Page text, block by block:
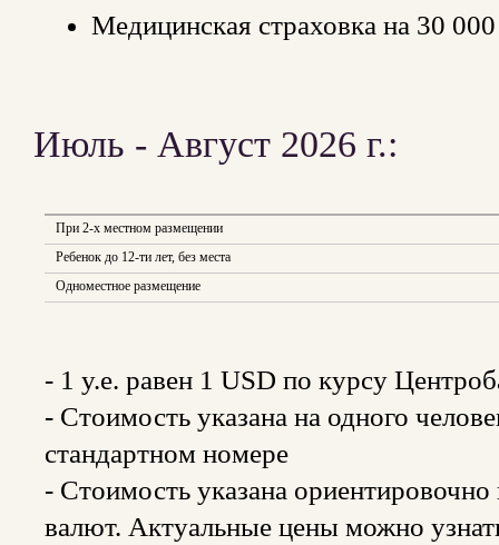
Медицинская страховка на 30
Июль - Август 2026 г.:
При 2-х местном размещении
Ребенок до 12-ти лет, без места
Одноместное размещение
- 1 y.e. равен 1 USD по курсу
- Стоимость указана на одного
стандартном номере
- Стоимость указана ориентировочно
валют. Актуальные цены можно